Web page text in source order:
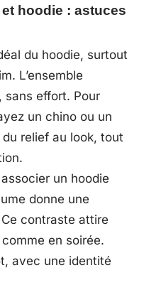
hoodie : astuces
du hoodie, surtout
L’ensemble
sans effort. Pour
un chino ou un
relief au look, tout
un hoodie
donne une
contraste attire
en soirée.
avec une identité